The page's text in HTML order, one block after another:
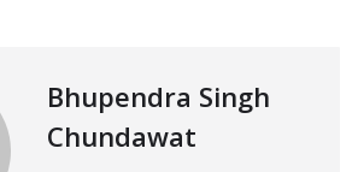
Bhupendra Singh
Chundawat